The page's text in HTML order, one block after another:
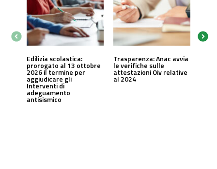
Edilizia scolastica:
prorogato al 13 ottobre
2026 il termine per
aggiudicare gli
Interventi di
adeguamento
antisismico
Trasparenza: Anac avvia
le verifiche sulle
attestazioni Oiv relative
al 2024